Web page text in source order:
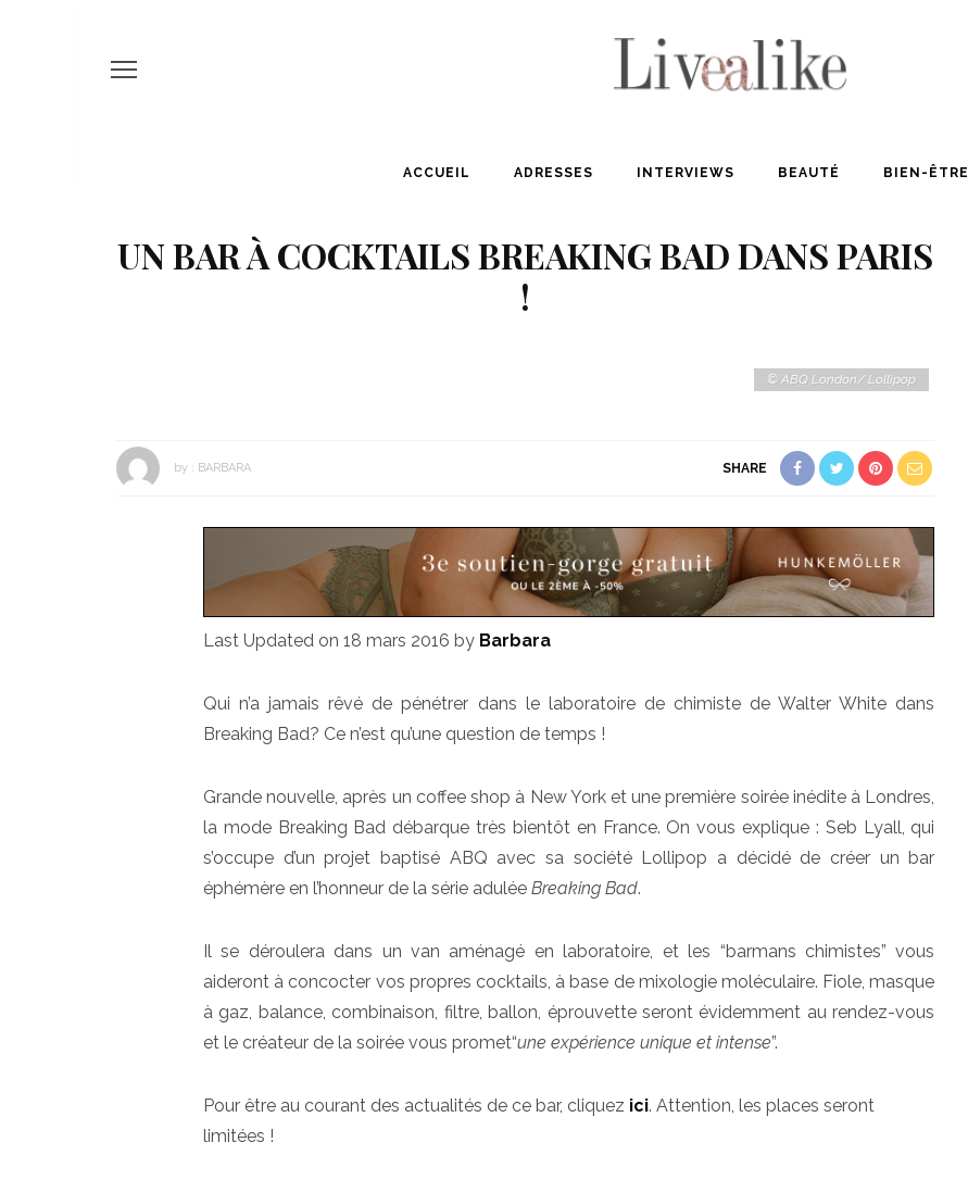
ACCUEIL ADRESSES INTERVIEWS BEAUTÉ BIEN-ÊTRE
UN BAR À COCKTAILS BREAKING BAD DANS PARIS
!
© ABQ London/ Lollipop
by : BARBARA SHARE
Last Updated on 18 mars 2016 by Barbara
Qui n’a jamais rêvé de pénétrer dans le laboratoire de chimiste de Walter White dans
Breaking Bad? Ce n’est qu’une question de temps !
Grande nouvelle, après un coffee shop à New York et une première soirée inédite à Londres,
la mode Breaking Bad débarque très bientôt en France. On vous explique : Seb Lyall, qui
s’occupe d’un projet baptisé ABQ avec sa société Lollipop a décidé de créer un bar
éphémère en l’honneur de la série adulée Breaking Bad.
Il se déroulera dans un van aménagé en laboratoire, et les “barmans chimistes” vous
aideront à concocter vos propres cocktails, à base de mixologie moléculaire. Fiole, masque
à gaz, balance, combinaison, filtre, ballon, éprouvette seront évidemment au rendez-vous
et le créateur de la soirée vous promet“une expérience unique et intense”.
Pour être au courant des actualités de ce bar, cliquez ici. Attention, les places seront
limitées !